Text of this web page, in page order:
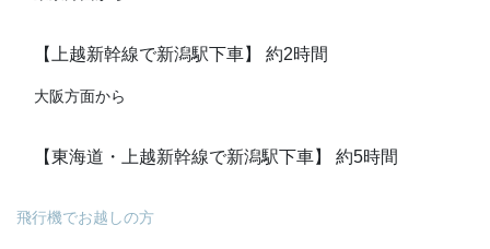
【上越新幹線で新潟駅下車】 約2時間
大阪方面から
【東海道・上越新幹線で新潟駅下車】 約5時間
飛行機でお越しの方